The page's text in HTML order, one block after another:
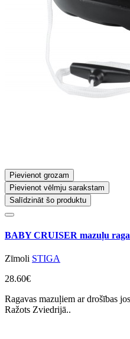
Pievienot grozam
Pievienot vēlmju sarakstam
Salīdzināt šo produktu
BABY CRUISER mazuļu
Zīmoli STIGA
28.60€
Ragavas mazuļiem ar drošības
Ražots Zviedrijā..